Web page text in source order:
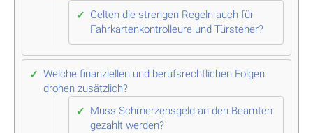
Gelten die strengen Regeln auch für
Fahrkartenkontrolleure und Türsteher?
Welche finanziellen und berufsrechtlichen Folgen
drohen zusätzlich?
Muss Schmerzensgeld an den Beamten
gezahlt werden?